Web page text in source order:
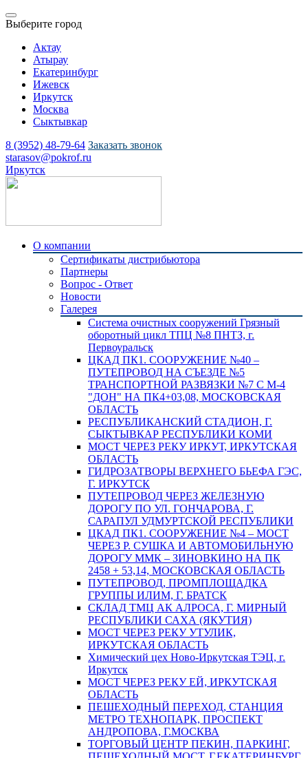
Выберите город
Актау
Атырау
Екатеринбург
Ижевск
Иркутск
Москва
Сыктывкар
8 (3952) 48-79-64 Заказать звонок
starasov@pokrof.ru
Иркутск
О компании
Сертификаты дистрибьютора
Партнеры
Вопрос - Ответ
Новости
Галерея
Система очистных сооружений Грязный
оборотный цикл ТПЦ №8 ПНТЗ, г.
Первоуральск
ЦКАД ПК1. СООРУЖЕНИЕ №40 –
ПУТЕПРОВОД НА СЪЕЗДЕ №5
ТРАНСПОРТНОЙ РАЗВЯЗКИ №7 С М-4
"ДОН" НА ПК4+03,08, МОСКОВСКАЯ
ОБЛАСТЬ
РЕСПУБЛИКАНСКИЙ СТАДИОН, Г.
СЫКТЫВКАР РЕСПУБЛИКИ КОМИ
МОСТ ЧЕРЕЗ РЕКУ ИРКУТ, ИРКУТСКАЯ
ОБЛАСТЬ
ГИДРОЗАТВОРЫ ВЕРХНЕГО БЬЕФА ГЭС,
Г. ИРКУТСК
ПУТЕПРОВОД ЧЕРЕЗ ЖЕЛЕЗНУЮ
ДОРОГУ ПО УЛ. ГОНЧАРОВА, Г.
САРАПУЛ УДМУРТСКОЙ РЕСПУБЛИКИ
ЦКАД ПК1. СООРУЖЕНИЕ №4 – МОСТ
ЧЕРЕЗ Р. СУШКА И АВТОМОБИЛЬНУЮ
ДОРОГУ ММК – ЗИНОВКИНО НА ПК
2458 + 53,14, МОСКОВСКАЯ ОБЛАСТЬ
ПУТЕПРОВОД, ПРОМПЛОЩАДКА
ГРУППЫ ИЛИМ, Г. БРАТСК
СКЛАД ТМЦ АК АЛРОСА, Г. МИРНЫЙ
РЕСПУБЛИКИ САХА (ЯКУТИЯ)
МОСТ ЧЕРЕЗ РЕКУ УТУЛИК,
ИРКУТСКАЯ ОБЛАСТЬ
Химический цех Ново-Иркутская ТЭЦ, г.
Иркутск
МОСТ ЧЕРЕЗ РЕКУ ЕЙ, ИРКУТСКАЯ
ОБЛАСТЬ
ПЕШЕХОДНЫЙ ПЕРЕХОД, СТАНЦИЯ
МЕТРО ТЕХНОПАРК, ПРОСПЕКТ
АНДРОПОВА, Г.МОСКВА
ТОРГОВЫЙ ЦЕНТР ПЕКИН, ПАРКИНГ,